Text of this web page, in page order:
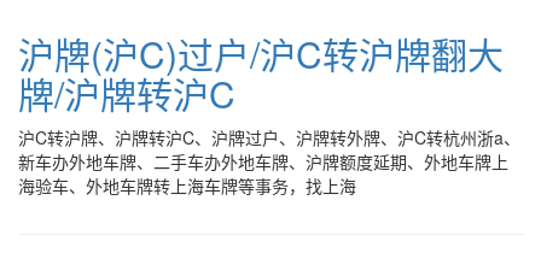
沪牌(沪C)过户/沪C转沪牌翻大
牌/沪牌转沪C
沪C转沪牌、沪牌转沪C、沪牌过户、沪牌转外牌、沪C转杭州浙a、
新车办外地车牌、二手车办外地车牌、沪牌额度延期、外地车牌上
海验车、外地车牌转上海车牌等事务，找上海